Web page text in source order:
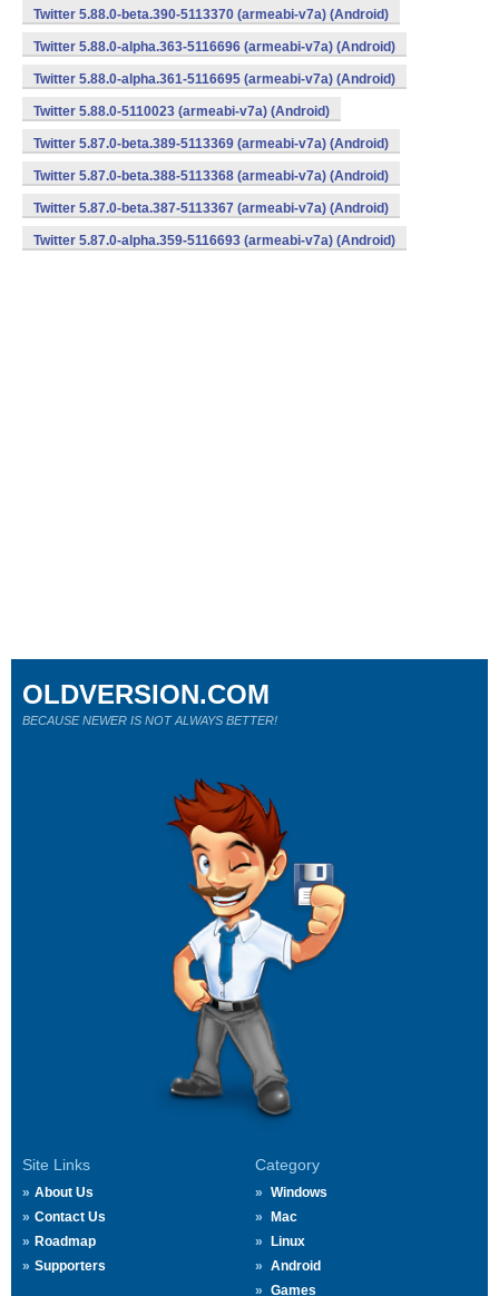
Twitter 5.88.0-beta.390-5113370 (armeabi-v7a) (Android)
Twitter 5.88.0-alpha.363-5116696 (armeabi-v7a) (Android)
Twitter 5.88.0-alpha.361-5116695 (armeabi-v7a) (Android)
Twitter 5.88.0-5110023 (armeabi-v7a) (Android)
Twitter 5.87.0-beta.389-5113369 (armeabi-v7a) (Android)
Twitter 5.87.0-beta.388-5113368 (armeabi-v7a) (Android)
Twitter 5.87.0-beta.387-5113367 (armeabi-v7a) (Android)
Twitter 5.87.0-alpha.359-5116693 (armeabi-v7a) (Android)
Site Links
About Us
Contact Us
Roadmap
Supporters
Category
Windows
Mac
Linux
Android
Games
OLDVERSION.COM
BECAUSE NEWER IS NOT ALWAYS BETTER!